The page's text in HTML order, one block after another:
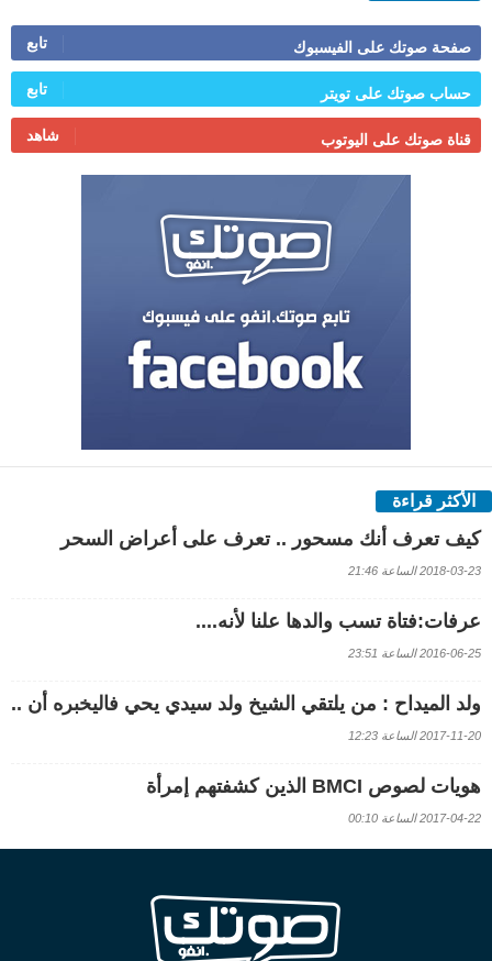
صفحة صوتك على الفيسبوك تابع
حساب صوتك على تويتر تابع
قناة صوتك على اليوتوب شاهد
الأكثر قراءة
كيف تعرف أنك مسحور .. تعرف على أعراض السحر
2018-03-23 الساعة 21:46
عرفات:فتاة تسب والدها علنا لأنه....
2016-06-25 الساعة 23:51
ولد الميداح : من يلتقي الشيخ ولد سيدي يحي فاليخبره أن ..
2017-11-20 الساعة 12:23
هويات لصوص BMCI الذين كشفتهم إمرأة
2017-04-22 الساعة 00:10